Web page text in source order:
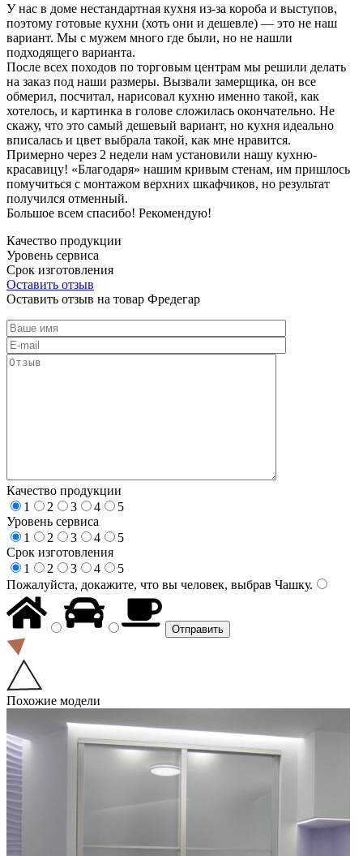
У нас в доме нестандартная кухня из-за короба и выступов,
поэтому готовые кухни (хоть они и дешевле) — это не наш
вариант. Мы с мужем много где были, но не нашли
подходящего варианта.
После всех походов по торговым центрам мы решили делать
на заказ под наши размеры. Вызвали замерщика, он все
обмерил, посчитал, нарисовал кухню именно такой, как
хотелось, и картинка в голове сложилась окончательно. Не
скажу, что это самый дешевый вариант, но кухня идеально
вписалась и цвет выбрала такой, как мне нравится.
Примерно через 2 недели нам установили нашу кухню-
красавицу! «Благодаря» нашим кривым стенам, им пришлось
помучиться с монтажом верхних шкафчиков, но результат
получился отменный.
Большое всем спасибо! Рекомендую!
Качество продукции
Уровень сервиса
Срок изготовления
Оставить отзыв
Оставить отзыв на товар Фредегар
Качество продукции
1
2 3 4
5
Уровень сервиса
1
2 3 4
5
Срок изготовления
1
2 3 4
5
Пожалуйста, докажите, что вы человек, выбрав Чашку.
Похожие модели